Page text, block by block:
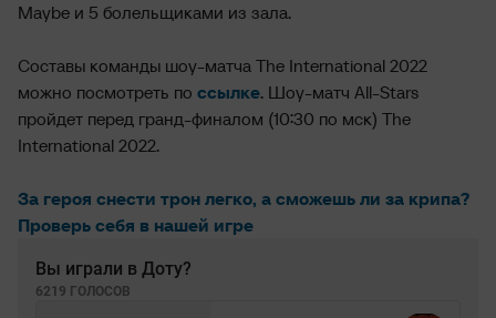
Maybe и 5 болельщиками из зала.
Составы команды шоу-матча The International 2022
можно посмотреть по ссылке. Шоу-матч All-Stars
пройдет перед гранд-финалом (10:30 по мск) The
International 2022.
За героя снести трон легко, а сможешь ли за крипа?
Проверь себя в нашей игре
Вы играли в Доту?
6219 ГОЛОСОВ